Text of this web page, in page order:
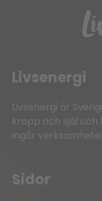
Livsenergi
Livsenergi är
kropp och själ och
ingår
Sidor